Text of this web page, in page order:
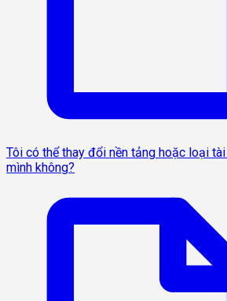
Tôi có thể thay đổi nền tảng hoặc loại
mình không?